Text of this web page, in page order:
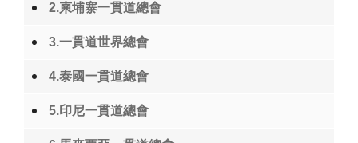
2.柬埔寨一貫道總會
3.一貫道世界總會
4.泰國一貫道總會
5.印尼一貫道總會